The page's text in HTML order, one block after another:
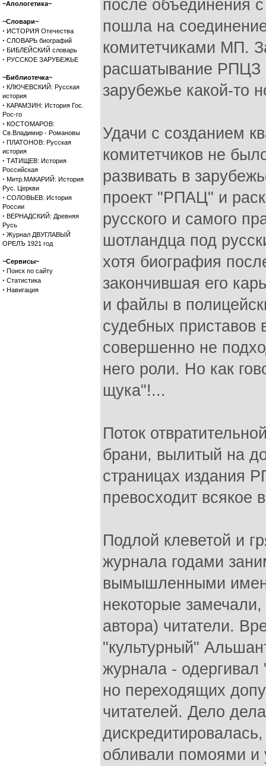
~Апологетика~
~Словари~
· ИСТОРИЯ Отечества
· СЛОВАРЬ биографий
· БИБЛЕЙСКИЙ словарь
· РУССКОЕ ЗАРУБЕЖЬЕ
~Библиотечка~
· КЛЮЧЕВСКИЙ: Русская
история
· КАРАМЗИН: История Гос.
Рос-го
· КОСТОМАРОВ:
Св.Владимир - Романовы
· ПЛАТОНОВ: Русская
история
· ТАТИЩЕВ: История
Российская
· Митр.МАКАРИЙ: История
Рус. Церкви
· СОЛОВЬЕВ: История
России
· ВЕРНАДСКИЙ: Древняя
Русь
· Журнал ДВУГЛАВЫЙ
ОРЕЛЪ 1921 год
~Сервисы~
· Поиск по сайту
· Статистика
· Навигация
после объединения
пошла на
комитетчиками МП.
расшатывание РПЦЗ
зарубежье какой-то
Удачи с созданием
комитетчиков не
развивать в
проект "РПАЦ" и
русского и самого
шотландца под
хотя биография
закончившая его
и файлы в
судебных
совершенно не
него роли. Но как
щука"!...
Поток
брани, вылитый на
страницах издания
превосходит всякое
Подлой клеветой и
журнала годами
вымышленными
некоторые
автора) читатели.
"культурный"
журнала -
но переходящих
читателей. Дело
обливали помоями